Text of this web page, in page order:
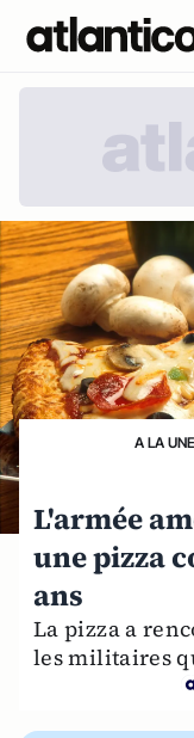
A LA UNE
L'armée
une pizza
ans
La pizza a
les militaires